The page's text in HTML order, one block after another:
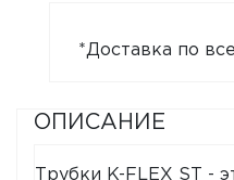
*Доставка по
ОПИСАНИЕ
Трубки K-FLEX ST -